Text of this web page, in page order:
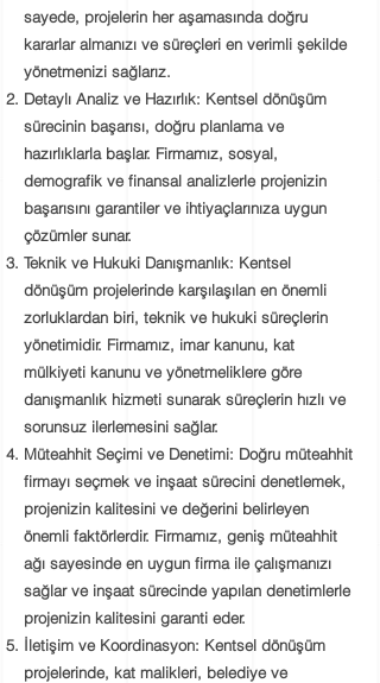
sayede, projelerin her aşamasında doğru
kararlar almanızı ve süreçleri en verimli şekilde
yönetmenizi sağlarız.
Detaylı Analiz ve Hazırlık: Kentsel dönüşüm
sürecinin başarısı, doğru planlama ve
hazırlıklarla başlar. Firmamız, sosyal,
demografik ve finansal analizlerle projenizin
başarısını garantiler ve ihtiyaçlarınıza uygun
çözümler sunar.
Teknik ve Hukuki Danışmanlık: Kentsel
dönüşüm projelerinde karşılaşılan en önemli
zorluklardan biri, teknik ve hukuki süreçlerin
yönetimidir. Firmamız, imar kanunu, kat
mülkiyeti kanunu ve yönetmeliklere göre
danışmanlık hizmeti sunarak süreçlerin hızlı ve
sorunsuz ilerlemesini sağlar.
Müteahhit Seçimi ve Denetimi: Doğru müteahhit
firmayı seçmek ve inşaat sürecini denetlemek,
projenizin kalitesini ve değerini belirleyen
önemli faktörlerdir. Firmamız, geniş müteahhit
ağı sayesinde en uygun firma ile çalışmanızı
sağlar ve inşaat sürecinde yapılan denetimlerle
projenizin kalitesini garanti eder.
İletişim ve Koordinasyon: Kentsel dönüşüm
projelerinde, kat malikleri, belediye ve